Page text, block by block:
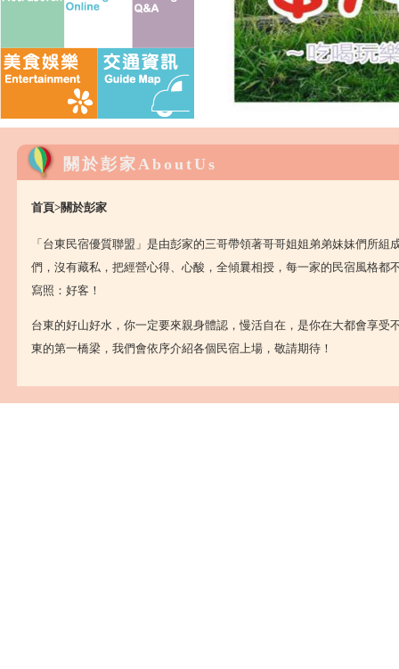
關於彭家AboutUs
首頁>關於彭家
「台東民宿優質聯盟」是由彭家的三哥帶領著哥哥姐姐弟弟妹妹們所
們，沒有藏私，把經營心得、心酸，全傾曩相授，每一家的民宿風格
寫照：好客！
台東的好山好水，你一定要來親身體認，慢活自在，是你在大都會享
東的第一橋梁，我們會依序介紹各個民宿上場，敬請期待！